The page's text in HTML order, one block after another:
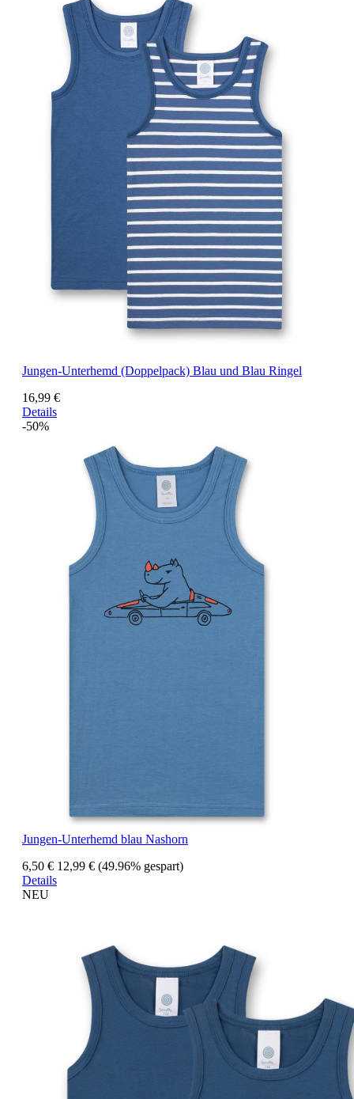
Jungen-Unterhemd (Doppelpack) Blau und Blau Ringel
16,99 €
Details
-50%
Jungen-Unterhemd blau Nashorn
6,50 € 12,99 € (49.96% gespart)
Details
NEU